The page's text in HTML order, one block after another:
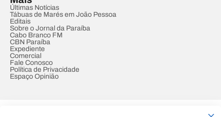
Últimas Notícias
Tábuas de Marés em João Pessoa
Editais
Sobre o Jornal da Paraíba
Cabo Branco FM
CBN Paraíba
Expediente
Comercial
Fale Conosco
Política de Privacidade
Espaço Opinião